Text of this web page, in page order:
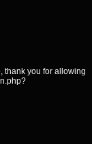
thank you for allowing